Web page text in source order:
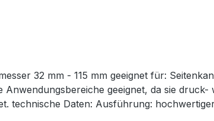
Vakuum- als auch Druck-Betrieb Funktion: Die PUR-Schläuche mit
geeignet, da sie
Spiralverstärkung Eigenschaften: innen relativ glatt, außen